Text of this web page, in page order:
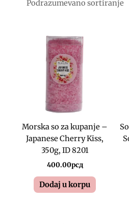
Morska so za kupanje –
Japanese Cherry Kiss,
350g, ID 8201
400.00рсд
Dodaj u korpu